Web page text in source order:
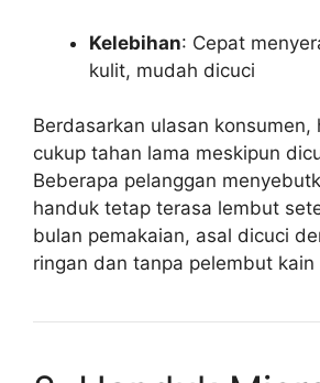
Kelebihan: Cepat
kulit, mudah dicuci
Berdasarkan ulasan konsumen,
cukup tahan lama meskipun
Beberapa pelanggan
handuk tetap terasa lembut
bulan pemakaian, asal dicuci
ringan dan tanpa pelembut